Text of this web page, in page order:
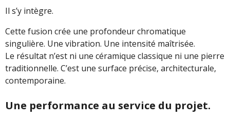
Il s’y intègre.
Cette fusion crée une profondeur chromatique
singulière. Une vibration. Une intensité maîtrisée.
Le résultat n’est ni une céramique classique ni une pierre
traditionnelle. C’est une surface précise, architecturale,
contemporaine.
Une performance au service du projet.